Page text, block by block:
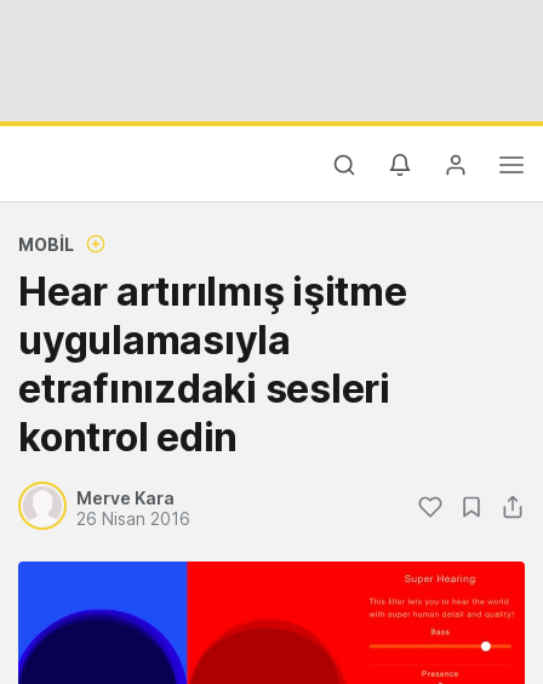
MOBIL
Hear artırılmış işitme
uygulamasıyla
etrafınızdaki sesleri
kontrol edin
Merve Kara
26 Nisan 2016